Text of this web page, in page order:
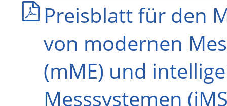
Preisblatt für den
von modernen
(mME) und
Messsystemen